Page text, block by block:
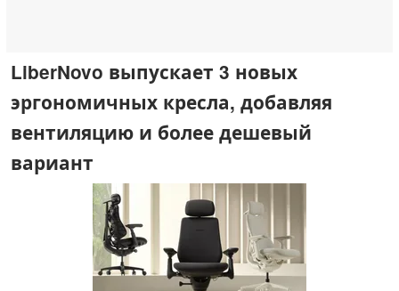
LiberNovo выпускает 3 новых
эргономичных кресла, добавляя
вентиляцию и более дешевый
вариант